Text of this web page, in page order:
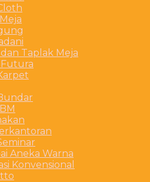
Taplak Meja
Aneka Warna
Konvensional